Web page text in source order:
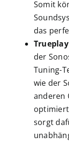
Somit
das
der
Tuning-
wie der
anderen
sorgt